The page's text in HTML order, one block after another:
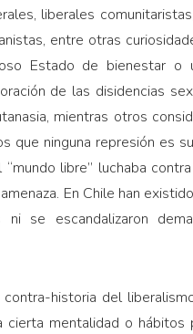
liberales
entre otras
Estado de bienestar
de las disidencias
mientras otros
que ninguna represión es
“mundo libre” luchaba
En Chile han
ni se escandalizaron
his­toria del
cierta mentalidad o